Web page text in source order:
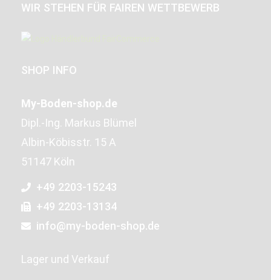
WIR STEHEN FÜR FAIREN WETTBEWERB
SHOP INFO
My-Boden-shop.de
Dipl.-Ing. Markus Blümel
Albin-Köbisstr. 15 A
51147 Köln
+49 2203-15243
+49 2203-13134
info@my-boden-shop.de
Lager und Verkauf